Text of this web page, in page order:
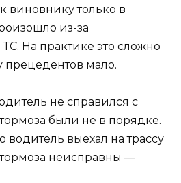
виновнику только в
из-за
На практике это сложно
прецедентов мало.
не справился с
были не в порядке.
водитель выехал на трассу
тормоза неисправны —